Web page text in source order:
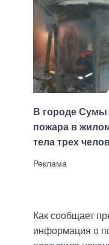
В городе Сумы
пожара в
тела трех
Как сообщает
информация о